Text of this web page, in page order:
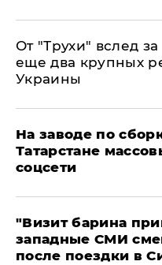
От "Трухи" вслед
еще два крупных
Украины
На заводе по
Татарстане
соцсети
"Визит барина
западные СМИ
после поездки в